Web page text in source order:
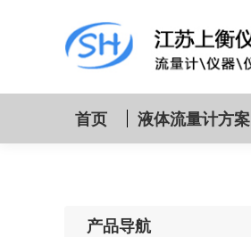
首页 液体流量计方案
产品导航